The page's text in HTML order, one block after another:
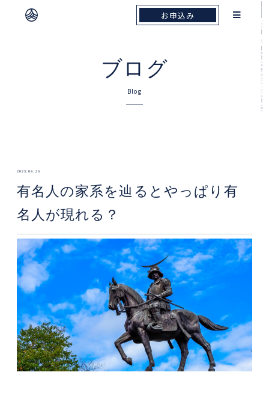
お申込み
お申込み
ブログ
Blog
TOP
ブログ
有名人の家系を辿るとやっぱり有名人が現れ
2023.04.26
有名人の家系を辿るとやっぱり有
名人が現れる？